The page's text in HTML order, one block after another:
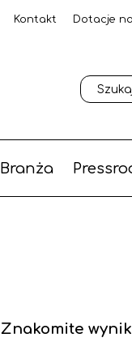
Kontakt Dotacje
Branża
Znakomite